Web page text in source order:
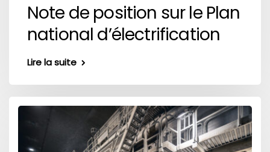
Note de position sur le Plan
national d’électrification
Lire la suite